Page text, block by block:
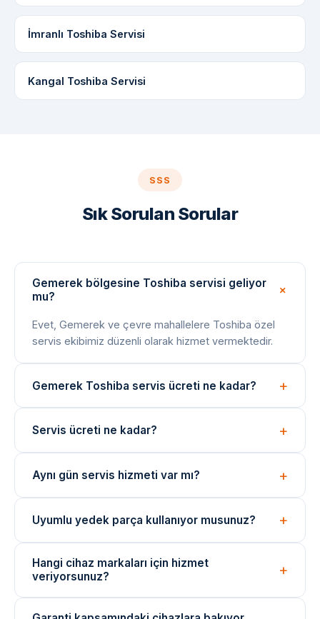
İmranlı Toshiba Servisi
Kangal Toshiba Servisi
SSS
Sık Sorulan Sorular
Gemerek bölgesine Toshiba servisi geliyor
mu?
Evet, Gemerek ve çevre mahallelere Toshiba özel
servis ekibimiz düzenli olarak hizmet vermektedir.
Gemerek Toshiba servis ücreti ne kadar?
göre değişir; işlem öncesi net fiyat bilgisi paylaşılır.
Servis ücreti ne kadar?
ve değişen parçaya göre belirlenir. İşlem öncesi fiyat
Aynı gün servis hizmeti var mı?
ekibimizi yönlendirebiliyoruz. Acil durumlar için çağrı
Uyumlu yedek parça kullanıyor musunuz?
yedek parçalar kullanılmaktadır. Parça değişimlerinde
garanti verilir.
Hangi cihaz markaları için hizmet
veriyorsunuz?